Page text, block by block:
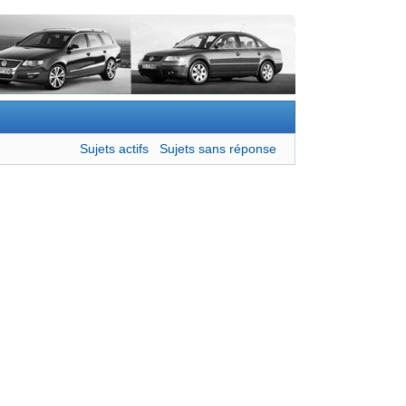
Sujets actifs Sujets sans réponse